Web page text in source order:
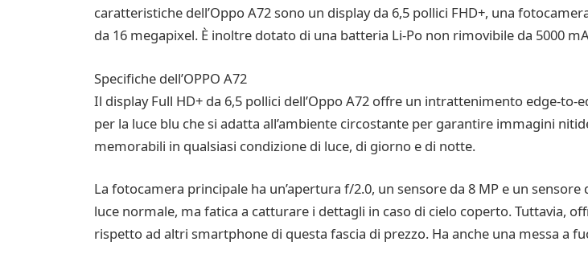
caratteristiche dell’Oppo A72 sono un display da 6,5 pollici FHD+, una
da 16 megapixel. È inoltre dotato di una batteria Li-Po non rimovibile da 5000
Specifiche dell’OPPO A72
Il display Full HD+ da 6,5 pollici dell’Oppo A72 offre un intrattenimento edge-
per la luce blu che si adatta all’ambiente circostante per garantire immagini
memorabili in qualsiasi condizione di luce, di giorno e di notte.
La fotocamera principale ha un’apertura f/2.0, un sensore da 8 MP e un
luce normale, ma fatica a catturare i dettagli in caso di cielo coperto. Tuttavia,
rispetto ad altri smartphone di questa fascia di prezzo. Ha anche una messa a